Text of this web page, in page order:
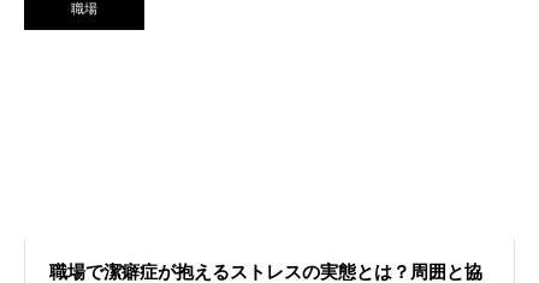
職場
職場で潔癖症が抱えるストレスの実態とは？周囲と協